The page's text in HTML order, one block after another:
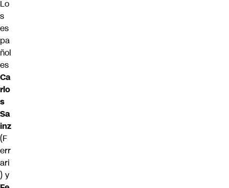
Lo
s
es
pa
ñol
es
Ca
rlo
s
Sa
inz
(F
err
ari
) y